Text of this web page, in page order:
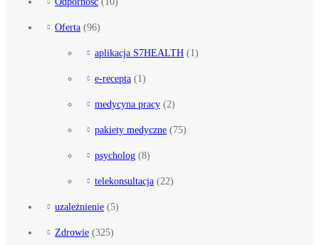
Oferta (96)
aplikacja S7HEALTH (1)
e-recepta (1)
medycyna pracy (2)
pakiety medyczne (75)
psycholog (8)
telekonsultacja (22)
uzależnienie (5)
Zdrowie (325)